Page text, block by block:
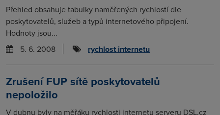
Přehled obsahuje tabulky naměřených rychlostí dle
poskytovatelů, služeb a typů internetového připojení.
Hodnoty jsou...
5. 6. 2008
rychlost internetu
Zrušení FUP sítě poskytovatelů
nepoložilo
V dubnu byly na měřáku rychlosti internetu serveru DSL.cz